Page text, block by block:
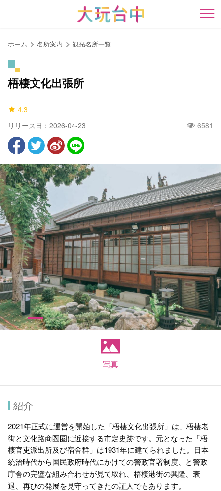
開
ホーム 名所案内 観光名所一覧
梧棲文化出張所
4.3
リリース日：2026-04-23
6581
写真
紹介
2021年正式に運営を開始した「梧棲文化出張所」は、梧棲老
街と文化路商圏圈に近接する市定史跡です。元となった「梧
棲官吏派出所及び宿舍群」は1931年に建てられました。日本
統治時代から国民政府時代にかけての警政官署制度、と警政
庁舎の完璧な組み合わせが見て取れ、梧棲港街の興隆、衰
退、再びの発展を見守ってきたの証人でもあります。